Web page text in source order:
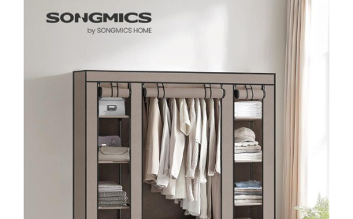
Mobilier bucatarie
Scaune bucatarie & living
Vase & ustensile pentru gatit
Oale sub presiune
Ustensile bucatarie